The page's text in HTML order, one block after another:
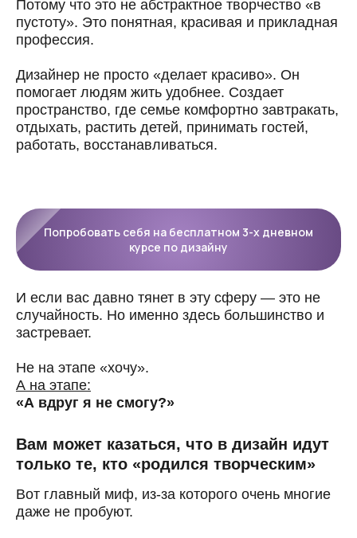
Потому что это не абстрактное творчество «в
пустоту». Это понятная, красивая и прикладная
профессия.
Дизайнер не просто «делает красиво». Он
помогает людям жить удобнее. Создает
пространство, где семье комфортно завтракать,
отдыхать, растить детей, принимать гостей,
работать, восстанавливаться.
Попробовать себя на бесплатном 3-х дневном
курсе по дизайну
И если вас давно тянет в эту сферу — это не
случайность. Но именно здесь большинство и
застревает.
Не на этапе «хочу».
А на этапе:
«А вдруг я не смогу?»
Вам может казаться, что в дизайн идут
только те, кто «родился творческим»
Вот главный миф, из-за которого очень многие
даже не пробуют.